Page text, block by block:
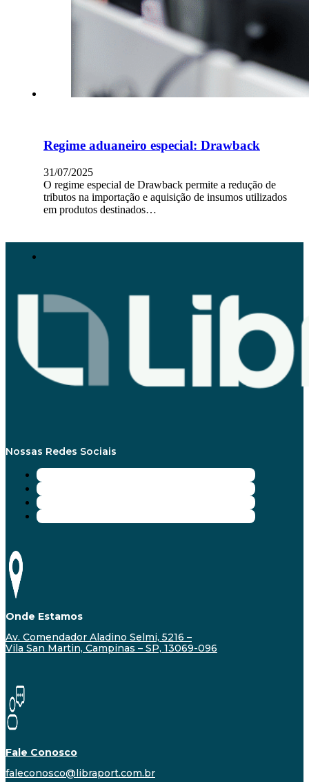
Regime aduaneiro especial: Drawback
31/07/2025
O regime especial de Drawback permite a redução de
tributos na importação e aquisição de insumos utilizados
em produtos destinados…
Nossas Redes Sociais
Onde Estamos
Av. Comendador Aladino Selmi, 5216 –
Vila San Martin, Campinas – SP, 13069-096
Fale Conosco
faleconosco@libraport.com.br